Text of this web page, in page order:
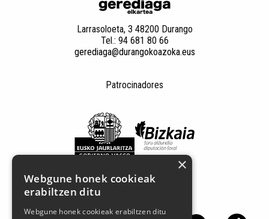
Larrasoloeta, 3 48200 Durango
Tel.: 94 681 80 66
gerediaga@durangokoazoka.eus
Patrocinadores
Síguenos en las redes sociales
×
Webgune honek cookieak
erabiltzen ditu
Webgune honek cookieak erabiltzen ditu